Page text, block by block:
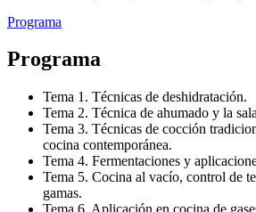
Programa
Programa
Tema 1. Técnicas de deshidratación.
Tema 2. Técnica de ahumado y la
Tema 3. Técnicas de cocción
cocina contemporánea.
Tema 4. Fermentaciones y
Tema 5. Cocina al vacío, control de
gamas.